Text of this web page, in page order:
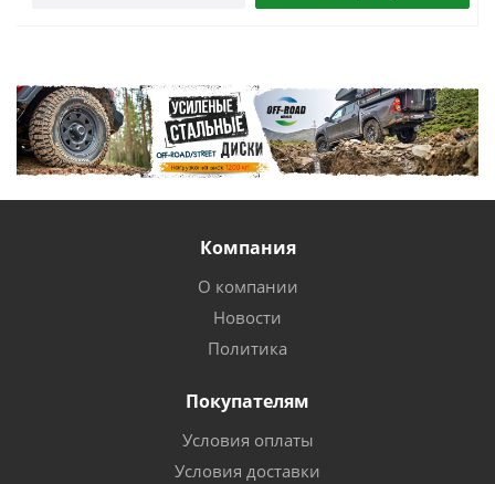
Компания
О компании
Новости
Политика
Покупателям
Условия оплаты
Условия доставки